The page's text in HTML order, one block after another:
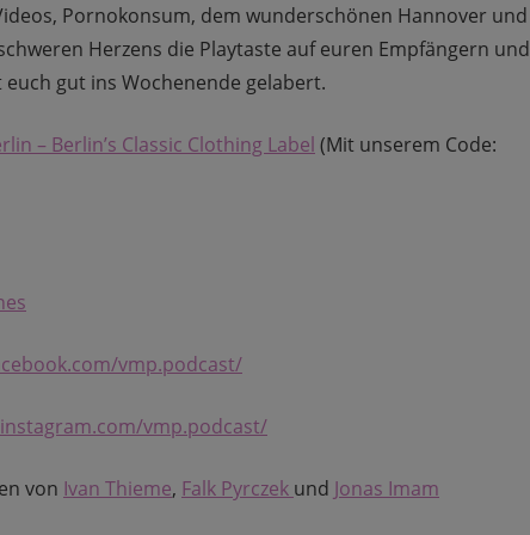
Pornokonsum, dem wunderschönen Hannover und
Herzens die Playtaste auf euren Empfängern und
gut ins Wochenende gelabert.
– Berlin’s Classic Clothing Label (Mit unserem Code:
vmp.podcast/
vmp.podcast/
von Ivan Thieme, Falk Pyrczek und Jonas Imam